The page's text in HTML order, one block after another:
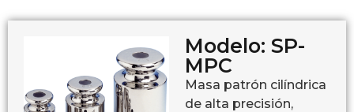
Modelo: SP-
MPC
Masa patrón cilíndrica
de alta precisión,